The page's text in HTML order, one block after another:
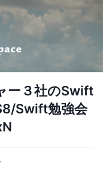
ー３社のSwift
Swift勉強会